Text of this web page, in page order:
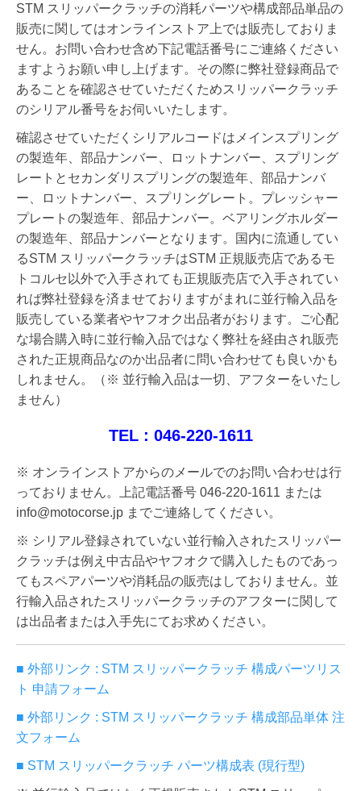
STM スリッパークラッチの消耗パーツや構成部品単品の
販売に関してはオンラインストア上では販売しておりま
せん。お問い合わせ含め下記電話番号にご連絡ください
ますようお願い申し上げます。その際に弊社登録商品で
あることを確認させていただくためスリッパークラッチ
のシリアル番号をお伺いいたします。
確認させていただくシリアルコードはメインスプリング
の製造年、部品ナンバー、ロットナンバー、スプリング
レートとセカンダリスプリングの製造年、部品ナンバ
ー、ロットナンバー、スプリングレート。プレッシャー
プレートの製造年、部品ナンバー。ベアリングホルダー
の製造年、部品ナンバーとなります。国内に流通してい
るSTM スリッパークラッチはSTM 正規販売店であるモ
トコルセ以外で入手されても正規販売店で入手されてい
れば弊社登録を済ませておりますがまれに並行輸入品を
販売している業者やヤフオク出品者がおります。ご心配
な場合購入時に並行輸入品ではなく弊社を経由され販売
された正規商品なのか出品者に問い合わせても良いかも
しれません。
（※ 並行輸入品は一切、アフターをいたし
ません）
TEL : 046-220-1611
※ オンラインストアからのメールでのお問い合わせは行
っておりません。上記電話番号 046-220-1611 または
info@motocorse.jp までご連絡してください。
※ シリアル登録されていない並行輸入されたスリッパー
クラッチは例え中古品やヤフオクで購入したものであっ
てもスペアパーツや消耗品の販売はしておりません。並
行輸入品されたスリッパークラッチのアフターに関して
は出品者または入手先にてお求めください。
■ 外部リンク : STM スリッパークラッチ 構成パーツリス
ト 申請フォーム
■ 外部リンク : STM スリッパークラッチ 構成部品単体 注
文フォーム
■ STM スリッパークラッチ パーツ構成表 (現行型)